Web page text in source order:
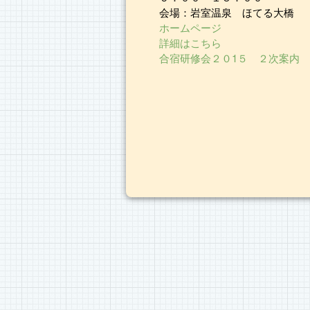
会場：岩室温泉 ほてる大橋
ホームページ
詳細はこちら
合宿研修会２０1５ ２次案内